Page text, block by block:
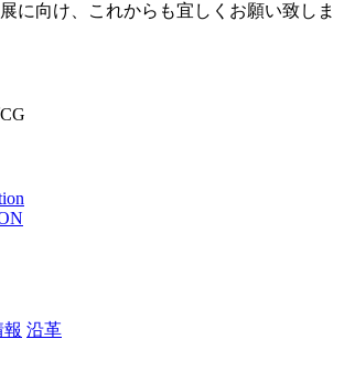
に向け、これからも宜しくお願い致しま
沿革